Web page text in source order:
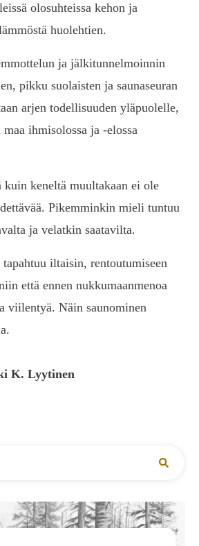
olosuhteissa kehon ja
huolehtien.
ja jälkitunnelmoinnin
pikku suolaisten ja saunaseuran
arjen todellisuuden yläpuolelle,
ihmisolossa ja -elossa
kuin keneltä muultakaan ei ole
Pikemminkin mieli tuntuu
ja velatkin saatavilta.
iltaisin, rentoutumiseen
että ennen nukkumaanmenoa
viilentyä. Näin saunominen
K. Lyytinen